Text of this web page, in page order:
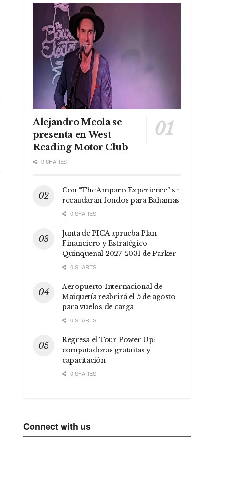
Alejandro Meola se
presenta en West
Reading Motor Club
0 SHARES
Con “The Amparo Experience” se
recaudarán fondos para Bahamas
0 SHARES
Junta de PICA aprueba Plan
Financiero y Estratégico
Quinquenal 2027-2031 de Parker
0 SHARES
Aeropuerto Internacional de
Maiquetía reabrirá el 5 de agosto
para vuelos de carga
0 SHARES
Regresa el Tour Power Up:
computadoras gratuitas y
capacitación
0 SHARES
Connect with us